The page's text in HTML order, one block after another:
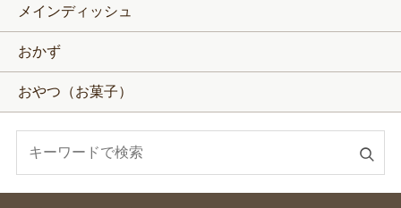
メインディッシュ
おかず
おやつ（お菓子）
索